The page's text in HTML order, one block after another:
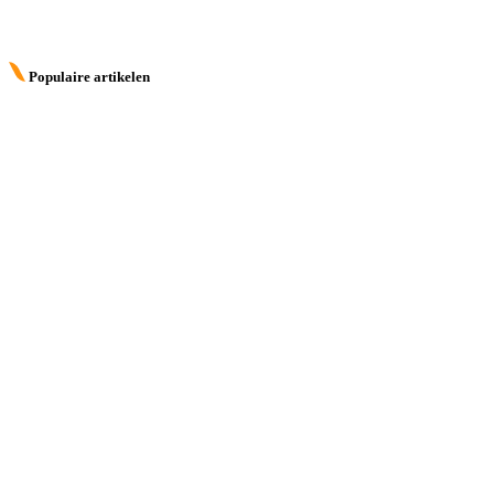
Populaire artikelen